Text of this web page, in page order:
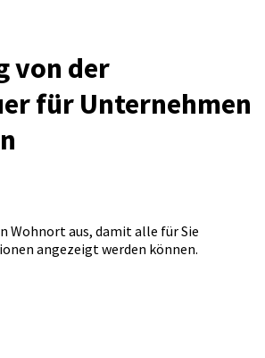
von der
für Unternehmen
Wohnort aus, damit alle für Sie
angezeigt werden können.